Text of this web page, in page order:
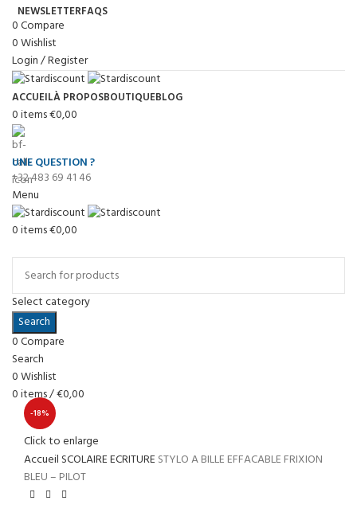
NEWSLETTERFAQS
0Compare
0Wishlist
Login / Register
ACCUEILÀ PROPOSBOUTIQUEBLOG
0items€0,00
UNE QUESTION ?
+32 483 69 41 46
Menu
0items€0,00
Select category
Search
0Compare
Search
0Wishlist
0items/€0,00
-18%
Click to enlarge
Accueil SCOLAIREECRITURE STYLO A BILLE EFFACABLE FRIXION
BLEU – PILOT